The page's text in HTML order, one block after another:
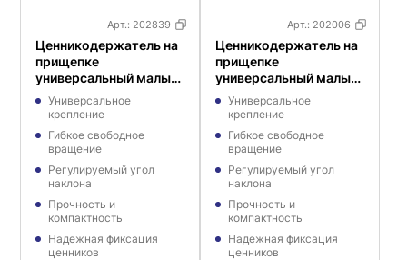
Арт.: 202839
Ценникодержатель на
прищепке
универсальный малый
FXS 0 мм
Универсальное
крепление
Гибкое свободное
вращение
Регулируемый угол
наклона
Прочность и
компактность
Надежная фиксация
ценников
Арт.: 202006
Ценникодержатель на
прищепке
универсальный малый
FXS 50 мм
Универсальное
крепление
Гибкое свободное
вращение
Регулируемый угол
наклона
Прочность и
компактность
Надежная фиксация
ценников